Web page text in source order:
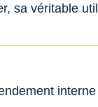
sa véritable